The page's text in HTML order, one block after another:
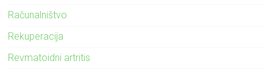
Računalništvo
Rekuperacija
Revmatoidni artritis